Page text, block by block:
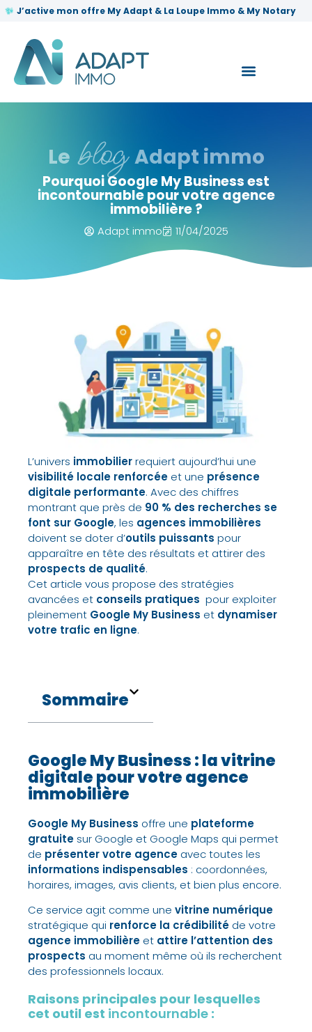
✨ J’active mon offre My Adapt & La Loupe Immo & My Notary
Le blogAdapt immo
Pourquoi Google My Business est
incontournable pour votre agence
immobilière ?
Adapt immo 11/04/2025
L’univers immobilierrequiert aujourd’hui une
visibilité locale renforcée et une présence
digitale performante. Avec des chiffres
montrant que près de 90 % des recherches se
font sur Google, les agences immobilières
doivent se doter d’outils puissants pour
apparaître en tête des résultats et attirer des
prospects de qualité.
Cet article vous propose des stratégies
avancées et conseils pratiques pour exploiter
pleinement Google My Business et dynamiser
votre trafic en ligne.
Sommaire
Google My Business : la vitrine
digitale pour votre agence
immobilière
Google My Business offre une plateforme
gratuite sur Google et Google Maps qui permet
de présenter votre agence avec toutes les
informations indispensables : coordonnées,
horaires, images, avis clients, et bien plus encore.
Ce service agit comme une vitrine numérique
stratégique qui renforce la crédibilité de votre
agence immobilière et attire l’attention des
prospects au moment même où ils recherchent
des professionnels locaux.
Raisons principales pour lesquelles
cet outil est incontournable :